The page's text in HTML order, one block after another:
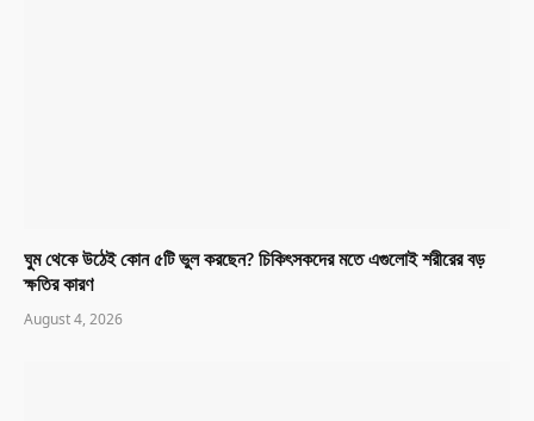
ঘুম থেকে উঠেই কোন ৫টি ভুল করছেন? চিকিৎসকদের মতে এগুলোই শরীরের বড়
ক্ষতির কারণ
August 4, 2026